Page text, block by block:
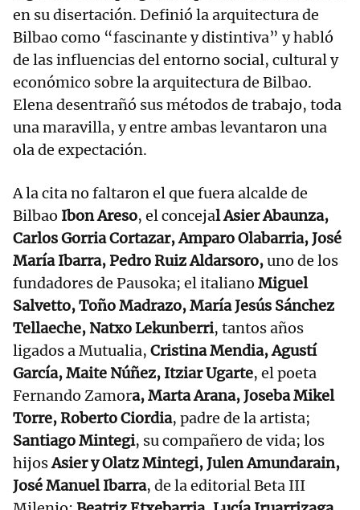
en su disertación. Definió la arquitectura de
Bilbao como “fascinante y distintiva” y habló
de las influencias del entorno social, cultural y
económico sobre la arquitectura de Bilbao.
Elena desentrañó sus métodos de trabajo, toda
una maravilla, y entre ambas levantaron una
ola de expectación.
A la cita no faltaron el que fuera alcalde de
Bilbao Ibon Areso, el concejal Asier Abaunza,
Carlos Gorria Cortazar, Amparo Olabarria, José
María Ibarra, Pedro Ruiz Aldarsoro,uno de los
fundadores de Pausoka; el italiano Miguel
Salvetto, Toño Madrazo, María Jesús Sánchez
Tellaeche, Natxo Lekunberri, tantos años
ligados a Mutualia, Cristina Mendia, Agustí
García, Maite Núñez, Itziar Ugarte, el poeta
Fernando Zamora, Marta Arana, Joseba Mikel
Torre, Roberto Ciordia, padre de la artista;
Santiago Mintegi, su compañero de vida; los
hijosAsier y Olatz Mintegi, Julen Amundarain,
José Manuel Ibarra, de la editorial Beta III